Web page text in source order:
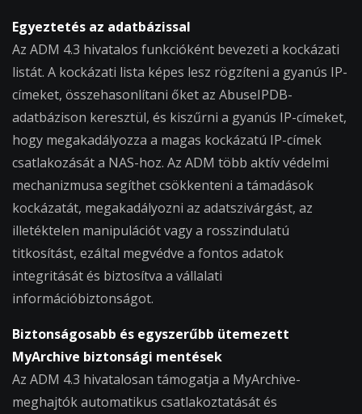
Egyeztetés az adatbázissal
Az ADM 4.3 hivatalos funkcióként bevezeti a kockázati
listát. A kockázati lista képes lesz rögzíteni a gyanús IP-
címeket, összehasonlítani őket az AbuseIPDB-
adatbázison keresztül, és kiszűrni a gyanús IP-címeket,
hogy megakadályozza a magas kockázatú IP-címek
csatlakozását a NAS-hoz. Az ADM több aktív védelmi
mechanizmusa segíthet csökkenteni a támadások
kockázatát, megakadályozni az adatszivárgást, az
illetéktelen manipulációt vagy a rosszindulatú
titkosítást, ezáltal megvédve a fontos adatok
integritását és biztosítva a vállalati
információbiztonságot.
Biztonságosabb és egyszerűbb ütemezett
MyArchive biztonsági mentések
Az ADM 4.3 hivatalosan támogatja a MyArchive-
meghajtók automatikus csatlakoztatását és